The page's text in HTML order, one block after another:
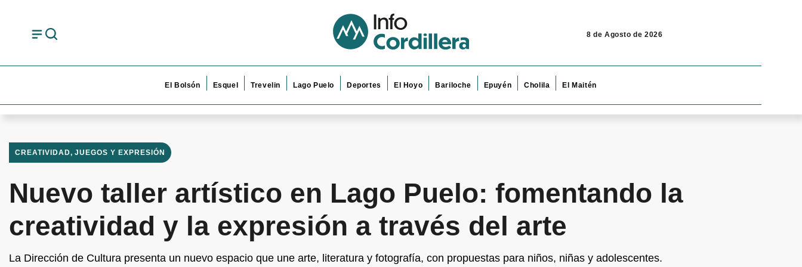
8 de Agosto de 2026
El Bolsón Esquel Trevelin Lago Puelo Deportes El Hoyo Bariloche Epuyén Cholila El Maitén
CREATIVIDAD, JUEGOS Y EXPRESIÓN
Nuevo taller artístico en Lago Puelo: fomentando la
creatividad y la expresión a través del arte
La Dirección de Cultura presenta un nuevo espacio que une arte, literatura y fotografía, con propuestas para niños, niñas y adolescentes.